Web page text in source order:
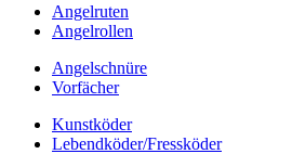
Angelruten
Angelrollen
Angelschnüre
Vorfächer
Kunstköder
Lebendköder/Fressköder